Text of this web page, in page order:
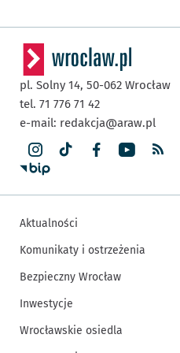
pl. Solny 14, 50-062 Wrocław
tel. 71 776 71 42
e-mail: redakcja@araw.pl
Aktualności
Komunikaty i ostrzeżenia
Bezpieczny Wrocław
Inwestycje
Wrocławskie osiedla